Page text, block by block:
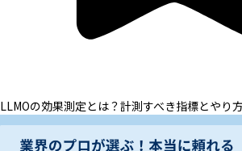
LLMOの効果測定とは？計測すべき指標とやり